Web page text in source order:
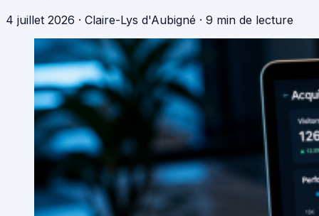
4 juillet 2026 · Claire-Lys d'Aubigné · 9 min de lecture